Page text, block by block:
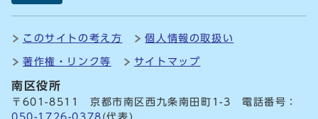
このサイトの考え方 個人情報の取扱い
著作権・リンク等 サイトマップ
南区役所
〒601-8511 京都市南区西九条南田町1-3 電話番号：
050-1726-0378 (代表)